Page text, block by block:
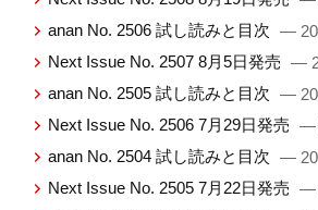
anan No. 2506 試し読みと目次 —
Next Issue No. 2507 8月5日発売 —
anan No. 2505 試し読みと目次 —
Next Issue No. 2506 7月29日発売 —
anan No. 2504 試し読みと目次 —
Next Issue No. 2505 7月22日発売 —